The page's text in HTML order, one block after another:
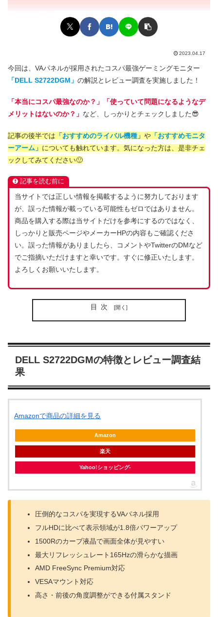
2023.04.17
今回は、VAパネルが採用されたコスパ最強ゲーミングモニター
「DELL S2722DGM」 の解説とレビュー調査を実施しました！
「本当にコスパ最強なのか？」「使っていて問題になるようなデ
メリットはないのか？」 など、しっかりとチェックしました😎
記事の後半では 「おすすめのライバル機種」 や 「おすすめモニタ
ーアーム」 についても触れています。気になった方は、是非チェ
ックしてみてください🙂
記事を読む前に
当サイトでは正しい情報を掲載するように努力しております
が、誤った情報が載っている可能性もゼロではありません。
商品を購入する際は当サイトだけを参考にするのではなく、
しっかりと販売ページやメーカーHPの内容もご確認くださ
い。誤った情報がありましたら、コメントやTwitterのDMなど
でご指摘いただけますと幸いです。すぐに修正いたします。
よろしくお願いいたします。
目次
DELL S2722DGMの特徴とレビュー調査結
果
Amazonで商品の詳細を見る
Amazon
楽天
Yahoo!ショッピング
圧倒的なコスパを実現するVAパネル採用
フルHDに比べて表示領域が1.8倍パワーアップ
1500Rのカーブ液晶で画面全体が見やすい
最大リフレッシュレート165Hzの滑らかな描画
AMD FreeSync Premium対応
VESAマウント対応
高さ・前後の角度調整ができる付属スタンド